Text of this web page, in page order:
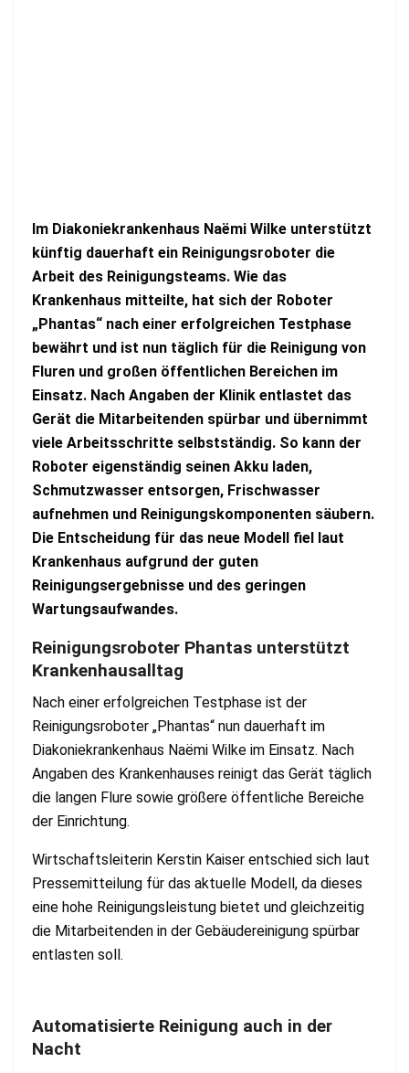
Im Diakoniekrankenhaus Naëmi Wilke unterstützt
künftig dauerhaft ein Reinigungsroboter die
Arbeit des Reinigungsteams. Wie das
Krankenhaus mitteilte, hat sich der Roboter
„Phantas“ nach einer erfolgreichen Testphase
bewährt und ist nun täglich für die Reinigung von
Fluren und großen öffentlichen Bereichen im
Einsatz. Nach Angaben der Klinik entlastet das
Gerät die Mitarbeitenden spürbar und übernimmt
viele Arbeitsschritte selbstständig. So kann der
Roboter eigenständig seinen Akku laden,
Schmutzwasser entsorgen, Frischwasser
aufnehmen und Reinigungskomponenten säubern.
Die Entscheidung für das neue Modell fiel laut
Krankenhaus aufgrund der guten
Reinigungsergebnisse und des geringen
Wartungsaufwandes.
Reinigungsroboter Phantas unterstützt
Krankenhausalltag
Nach einer erfolgreichen Testphase ist der
Reinigungsroboter „Phantas“ nun dauerhaft im
Diakoniekrankenhaus Naëmi Wilke im Einsatz. Nach
Angaben des Krankenhauses reinigt das Gerät täglich
die langen Flure sowie größere öffentliche Bereiche
der Einrichtung.
Wirtschaftsleiterin Kerstin Kaiser entschied sich laut
Pressemitteilung für das aktuelle Modell, da dieses
eine hohe Reinigungsleistung bietet und gleichzeitig
die Mitarbeitenden in der Gebäudereinigung spürbar
entlasten soll.
Automatisierte Reinigung auch in der
Nacht